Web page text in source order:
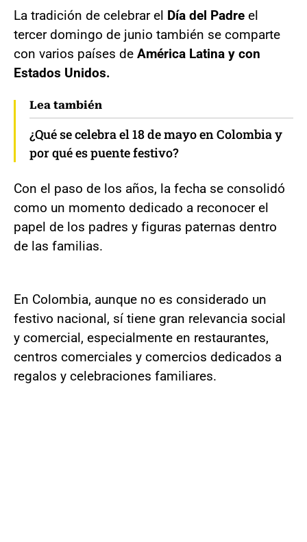
La tradición de celebrar el Día del Padre el
tercer domingo de junio también se comparte
con varios países de América Latina y con
Estados Unidos.
Lea también
¿Qué se celebra el 18 de mayo en Colombia y
por qué es puente festivo?
Con el paso de los años, la fecha se consolidó
como un momento dedicado a reconocer el
papel de los padres y figuras paternas dentro
de las familias.
En Colombia, aunque no es considerado un
festivo nacional, sí tiene gran relevancia social
y comercial, especialmente en restaurantes,
centros comerciales y comercios dedicados a
regalos y celebraciones familiares.